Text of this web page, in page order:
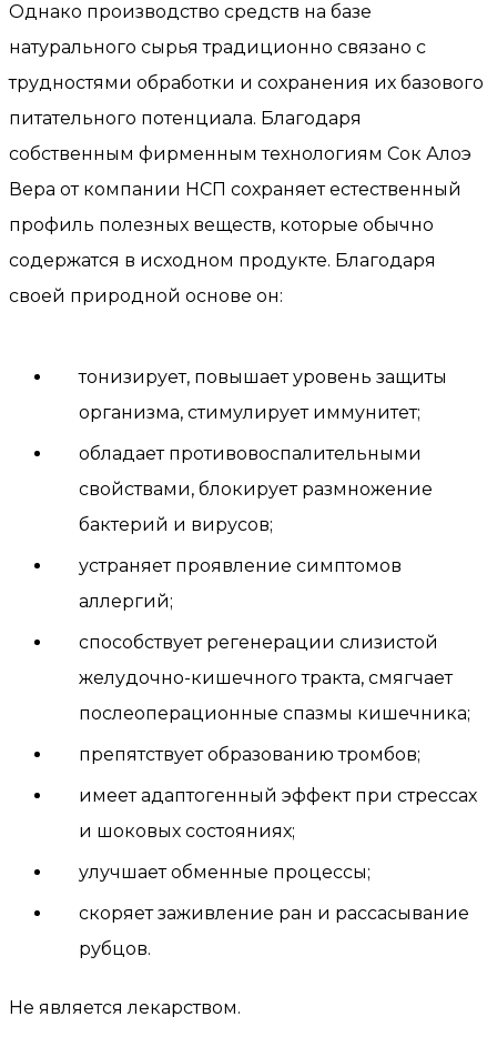
Однако производство средств на базе
натурального сырья традиционно связано с
трудностями обработки и сохранения их базового
питательного потенциала. Благодаря
собственным фирменным технологиям Сок Алоэ
Вера от компании НСП сохраняет естественный
профиль полезных веществ, которые обычно
содержатся в исходном продукте. Благодаря
своей природной основе он:
тонизирует, повышает уровень защиты
организма, стимулирует иммунитет;
обладает противовоспалительными
свойствами, блокирует размножение
бактерий и вирусов;
устраняет проявление симптомов
аллергий;
способствует регенерации слизистой
желудочно-кишечного тракта, смягчает
послеоперационные спазмы кишечника;
препятствует образованию тромбов;
имеет адаптогенный эффект при стрессах
и шоковых состояниях;
улучшает обменные процессы;
скоряет заживление ран и рассасывание
рубцов.
Не является лекарством.